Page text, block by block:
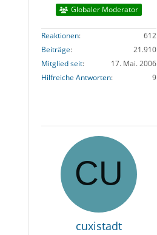
Globaler Moderator
Reaktionen
612
Beiträge
21.910
Mitglied seit
17. Mai. 2006
Hilfreiche Antworten
9
cuxistadt